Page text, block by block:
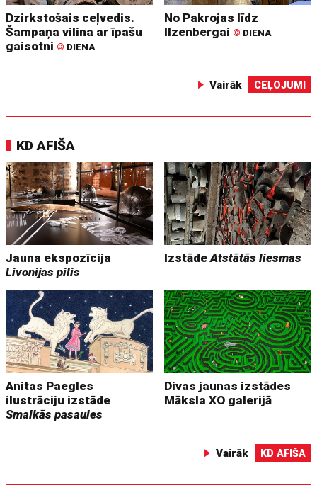
Dzirkstošais ceļvedis.
Šampaņa vilina ar īpašu
gaisotni © DIENA
No Pakrojas līdz
Ilzenbergai © DIENA
Vairāk CEĻOJUMI
KD AFIŠA
Jauna ekspozīcija
Livonijas pilis
IzstādeAtstātās liesmas
Anitas Paegles
ilustrāciju izstāde
Smalkās pasaules
Divas jaunas izstādes
Māksla XO galerijā
Vairāk KD AFIŠA